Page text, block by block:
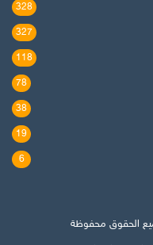
328
327
118
78
38
19
6